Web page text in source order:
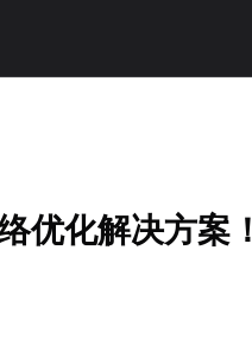
优化解决方案！